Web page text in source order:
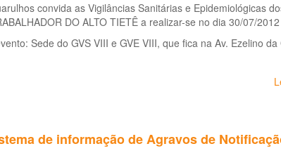
convida as Vigilâncias Sanitárias e Epidemiológicas
DO ALTO TIETÊ a realizar-se no dia 30/07/
Sede do GVS VIII e GVE VIII, que fica na Av. Ezelino
de informação de Agravos de